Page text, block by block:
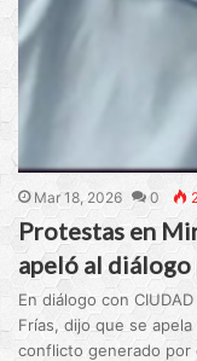
Mar 18, 2026 0
Protestas en
apeló al
En diálogo con
Frías, dijo que se
conflicto generado por